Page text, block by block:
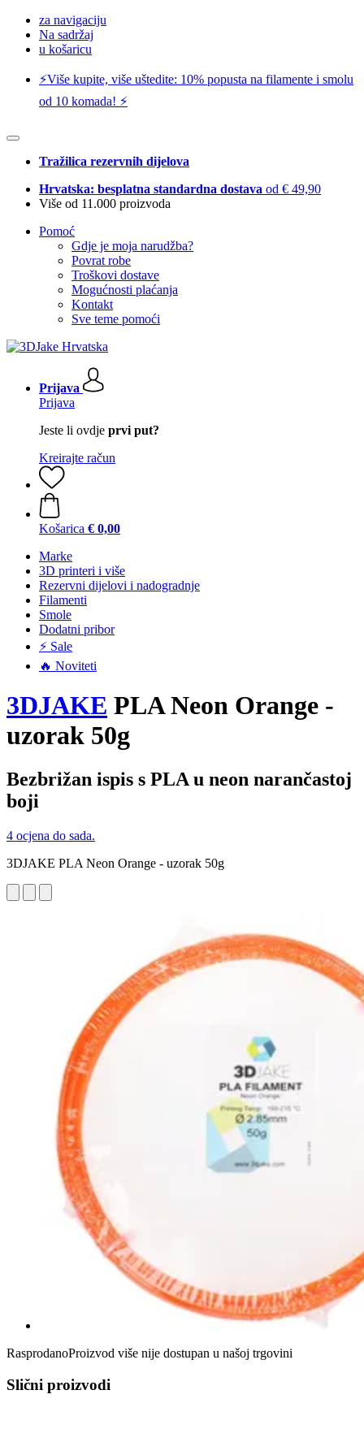
za navigaciju
Na sadržaj
u košaricu
⚡️Više kupite, više uštedite: 10% popusta na filamente i smolu
od 10 komada! ⚡️
Tražilica rezervnih dijelova
Hrvatska: besplatna standardna dostava od € 49,90
Više od 11.000 proizvoda
Pomoć
Gdje je moja narudžba?
Povrat robe
Troškovi dostave
Mogućnosti plaćanja
Kontakt
Sve teme pomoći
Prijava
Prijava
Jeste li ovdje prvi put?
Kreirajte račun
Košarica € 0,00
Marke
3D printeri i više
Rezervni dijelovi i nadogradnje
Filamenti
Smole
Dodatni pribor
⚡ Sale
🔥 Noviteti
3DJAKE PLA Neon Orange -
uzorak 50g
Bezbrižan ispis s PLA u neon narančastoj
boji
4 ocjena do sada.
3DJAKE PLA Neon Orange - uzorak 50g
RasprodanoProizvod više nije dostupan u našoj trgovini
Slični proizvodi